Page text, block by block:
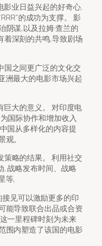
业日益兴起的好奇心,
的成功为支撑。 影
阴谋,以及拉姆·查兰的
着深刻的共鸣,导致剧场
国之间更广泛的文化交
洲最大的电影市场兴起
大的意义。 对印度电
国际协作和增加收入
国从多样化的内容提
。
策略的结果。 利用社交
, 战略发布时间、战略
等,
见可以激励更多的印
能导致联合出品或合资
一里程碑时刻为未来
围内塑造了该国的电影